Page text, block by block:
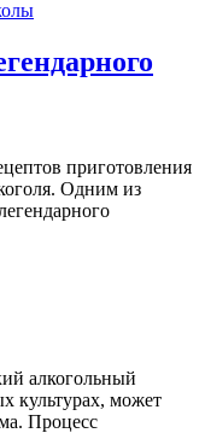
приготовления
Одним из
алкогольный
культурах, может
Процесс